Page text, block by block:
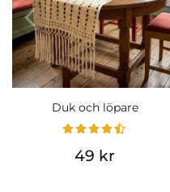
Duk och löpare
49 kr